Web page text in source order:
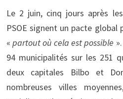
Le 2 juin, cinq jours après
PSOE signent un pacte
« partout où cela est possible
94 municipalités sur les 251
deux capitales Bilbo et
nombreuses villes